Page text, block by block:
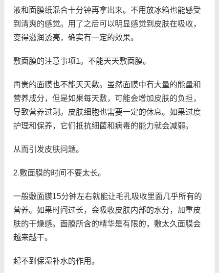
液和面膜纸混合十分钟再拿出来。不用放冰箱也能感受
到清爽的感觉。用了之后可以明显感觉到皮肤在吸收，
变得滋润透亮，确实有一定的效果。
敷面膜的注意事项1。不能天天敷面膜。
再贵的面膜也不能天天敷。虽然面膜中有大量的能量和
营养成分，但是如果每天敷，可能会增加皮肤的负担，
导致营养过剩。皮肤细胞也需要一定的休息。如果过度
护理和保养，它们抵抗细菌和病毒的能力就会减弱。
从而引发皮肤问题。
2.敷面膜的时间不要太长。
一般敷面膜15分钟左右就能让毛孔吸收里面几乎所有的
营养。如果时间过长，会吸收皮肤内部的水分，加重皮
肤的干燥感。面膜所含的精华是有限的，敷太久面膜会
越来越干。
起不到保湿补水的作用。